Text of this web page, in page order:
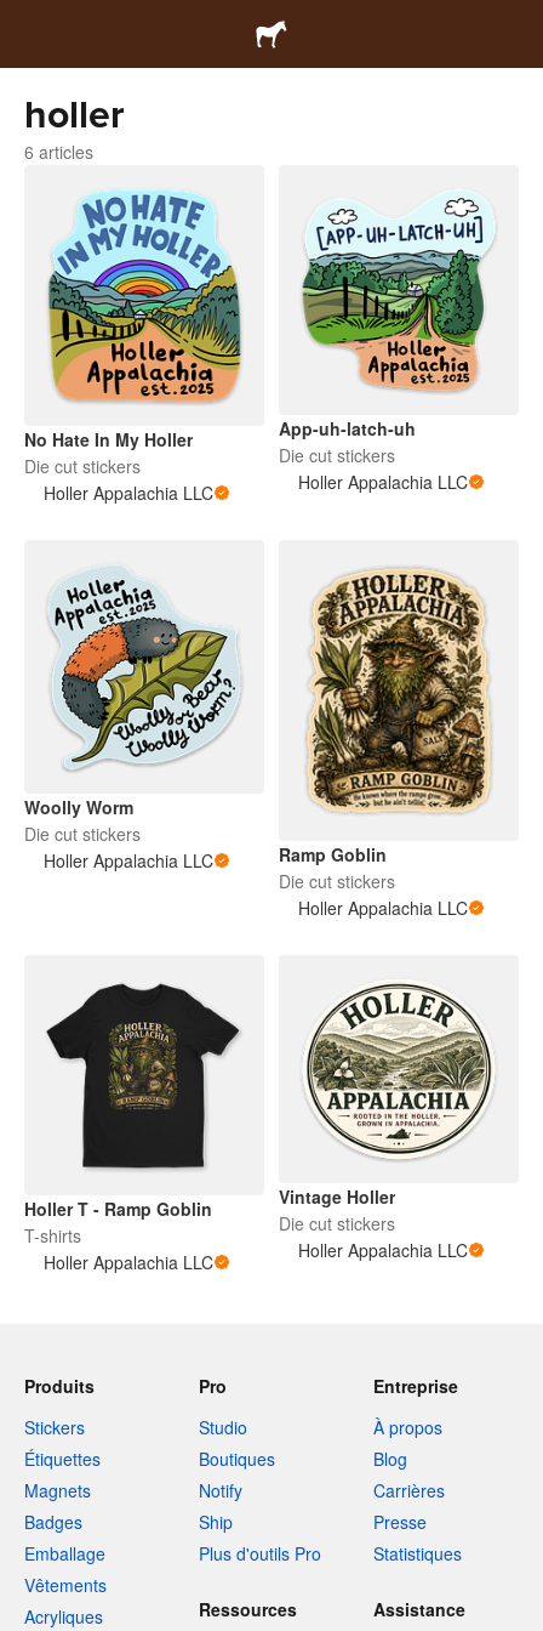
holler
6 articles
No Hate In My Holler
Die cut stickers
Holler Appalachia LLC
App-uh-latch-uh
Die cut stickers
Holler Appalachia LLC
Woolly Worm
Die cut stickers
Holler Appalachia LLC
Ramp Goblin
Die cut stickers
Holler Appalachia LLC
Holler T - Ramp Goblin
T-shirts
Holler Appalachia LLC
Vintage Holler
Die cut stickers
Holler Appalachia LLC
Produits
Stickers
Étiquettes
Magnets
Badges
Emballage
Vêtements
Acryliques
Pro
Studio
Boutiques
Notify
Ship
Plus d'outils Pro
Entreprise
À propos
Blog
Carrières
Presse
Statistiques
Ressources Assistance